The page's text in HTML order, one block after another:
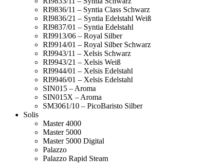
RI9836/11 – Syntia Class Schwarz
RI9836/21 – Syntia Edelstahl Weiß
RI9837/01 – Syntia Edelstahl
RI9913/06 – Royal Silber
RI9914/01 – Royal Silber Schwarz
RI9943/11 – Xelsis Schwarz
RI9943/21 – Xelsis Weiß
RI9944/01 – Xelsis Edelstahl
RI9946/01 – Xelsis Edelstahl
SIN015 – Aroma
SIN015X – Aroma
SM3061/10 – PicoBaristo Silber
Solis
Master 4000
Master 5000
Master 5000 Digital
Palazzo
Palazzo Rapid Steam